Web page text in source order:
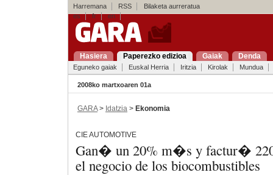
Harremana RSS
Bilaketa aurreratua
es
fr en
Hasiera Paperezko edizioa Gaiak Denda
Eguneko gaiak Euskal Herria Iritzia Kirolak Mundua
2008ko martxoaren 01a
GARA> Idatzia > Ekonomia
CIE AUTOMOTIVE
Gan� un 20% m�s y factur�
el negocio de los biocombustibles